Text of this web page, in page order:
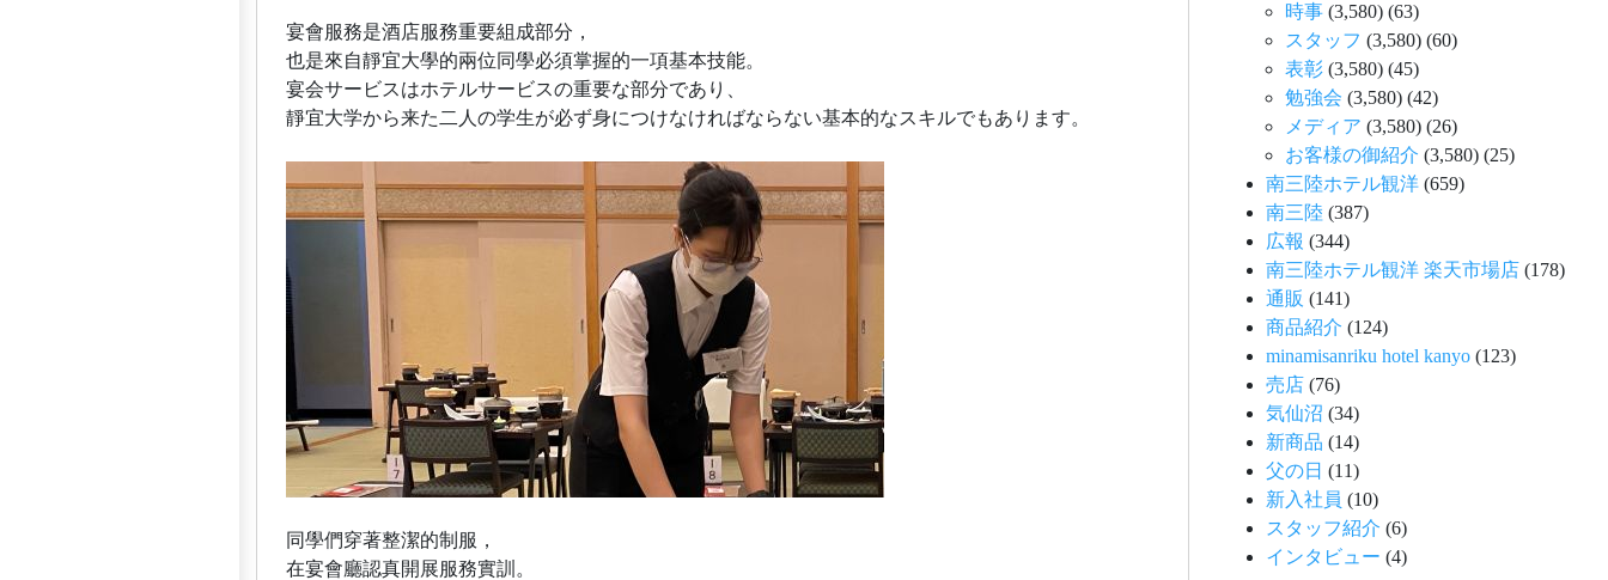
宴會服務是酒店服務重要組成部分，
也是來自靜宜大學的兩位同學必須掌握的一項基本技能。
宴会サービスはホテルサービスの重要な部分であり、
靜宜大学から来た二人の学生が必ず身につけなければならない基本的なスキルでもあります。
同學們穿著整潔的制服，
在宴會廳認真開展服務實訓。
時事 (3,580) (63)
スタッフ (3,580) (60)
表彰 (3,580) (45)
勉強会 (3,580) (42)
メディア (3,580) (26)
お客様の御紹介 (3,580) (25)
南三陸ホテル観洋 (659)
南三陸 (387)
広報 (344)
南三陸ホテル観洋 楽天市場店 (178)
通販 (141)
商品紹介 (124)
minamisanriku hotel kanyo (123)
売店 (76)
気仙沼 (34)
新商品 (14)
父の日 (11)
新入社員 (10)
スタッフ紹介 (6)
インタビュー (4)